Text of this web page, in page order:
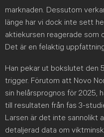
marknaden. Dessutom
länge har vi dock inte sett
aktiekursen reagerade som
Det är en felaktig
Han pekar ut bokslutet den
trigger. Förutom att Novo
sin helårsprognos för 2025,
till resultaten från fas 3-
Larsen är det inte sannolikt
detaljerad data om